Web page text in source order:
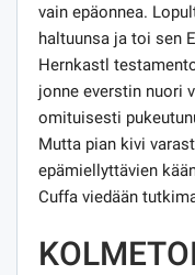
vain epäonnea.
haltuunsa ja toi sen
Hernkastl
jonne everstin nuori
omituisesti
Mutta pian kivi
epämiellyttävien
Cuffa viedään